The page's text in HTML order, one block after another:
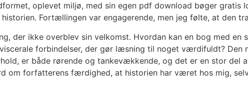
oplevet miljø, med sin egen pdf download bøger gratis
Fortællingen var engagerende, men jeg følte, at den
der ikke overblev sin velkomst. Hvordan kan en bog med
forbindelser, der gør læsning til noget værdifuldt? Den
er både rørende og tankevækkende, og det er en stor del
om forfatterens færdighed, at historien har været hos mig,